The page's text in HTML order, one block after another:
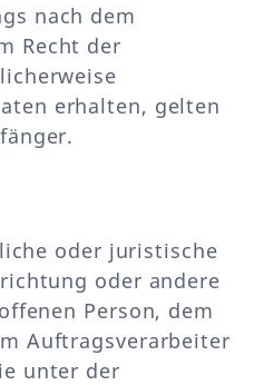
nach dem
Recht der
erhalten, gelten
oder juristische
oder andere
Person, dem
Auftragsverarbeiter
unter der